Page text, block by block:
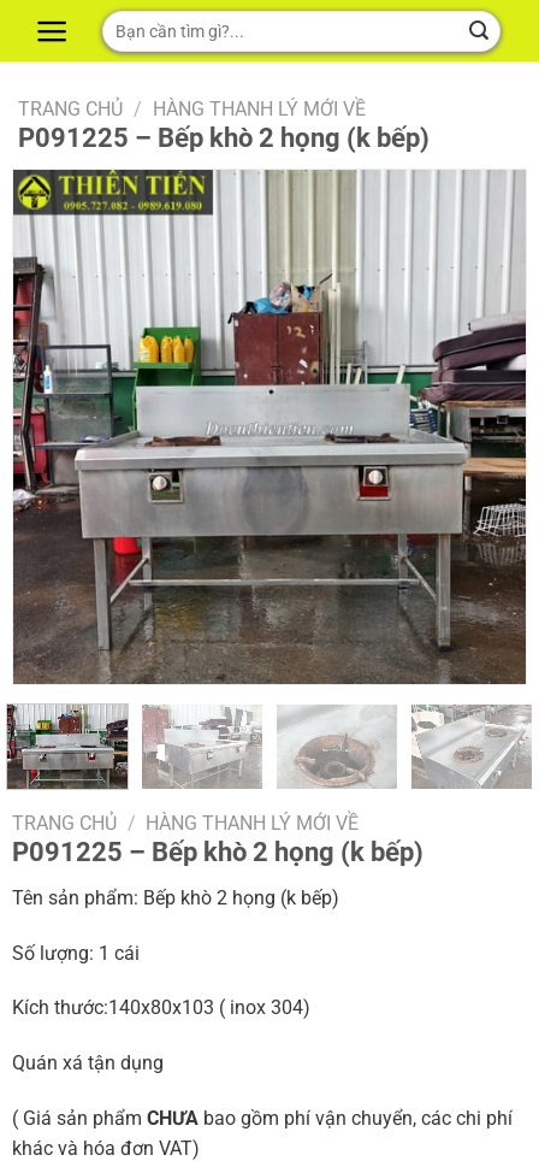
Tìm
kiếm:
TRANG CHỦ / HÀNG THANH LÝ MỚI VỀ
P091225 – Bếp khò 2 họng (k bếp)
TRANG CHỦ / HÀNG THANH LÝ MỚI VỀ
P091225 – Bếp khò 2 họng (k bếp)
Tên sản phẩm: Bếp khò 2 họng (k bếp)
Số lượng: 1 cái
Kích thước:140x80x103 ( inox 304)
Quán xá tận dụng
( Giá sản phẩm CHƯAbao gồm phí vận chuyển, các chi phí
khác và hóa đơn VAT)